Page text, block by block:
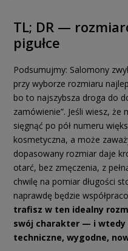
TL; DR —
pigułce
Podsumujmy: Salomony
przy wyborze rozmiaru
bo to najszybsza droga do
zamówienie”. Jeśli wiesz,
sięgnąć po pół numeru
kosmetyczna, a może
dopasowany rozmiar daje
otarć, bez zmęczenia, z
chwilę na pomiar długości
naprawdę będzie
trafisz w ten idealny
swój charakter — i wtedy
techniczne, wygodne,